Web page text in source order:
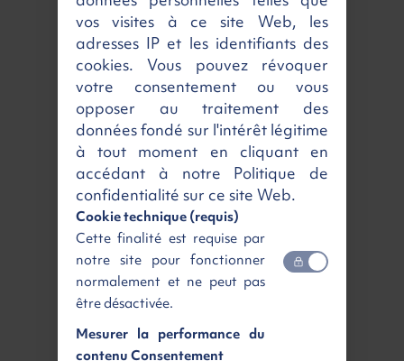
Région parisienne
dès 59 € HT
Livraison à domicile
dès 189 €HT
Livraison enPoint Relaispartout en
France à partir de :
dès 220 €HT
Bordeaux Nantes
Lille Nice
Lyon Strasbourg
Marseille Toulouse
Nos services disponibles
vos visites à ce site Web, les
adresses IP et les identifiants des
cookies. Vous pouvez révoquer
votre consentement ou vous
opposer au traitement des
données fondé sur l'intérêt légitime
à tout moment en cliquant en
accédant à notre Politique de
confidentialité sur ce site Web.
Cookie technique (requis)
Cette finalité est requise par
notre site pour fonctionner
normalement et ne peut pas
être désactivée.
Mesurer la performance du